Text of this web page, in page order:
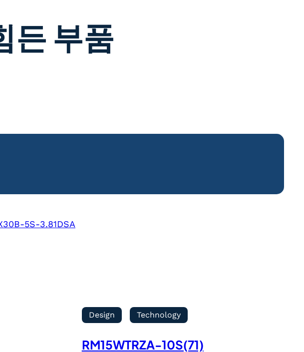
든 부품
5S-3.81DSA
Design Technology
RM15WTRZA-10S(71)